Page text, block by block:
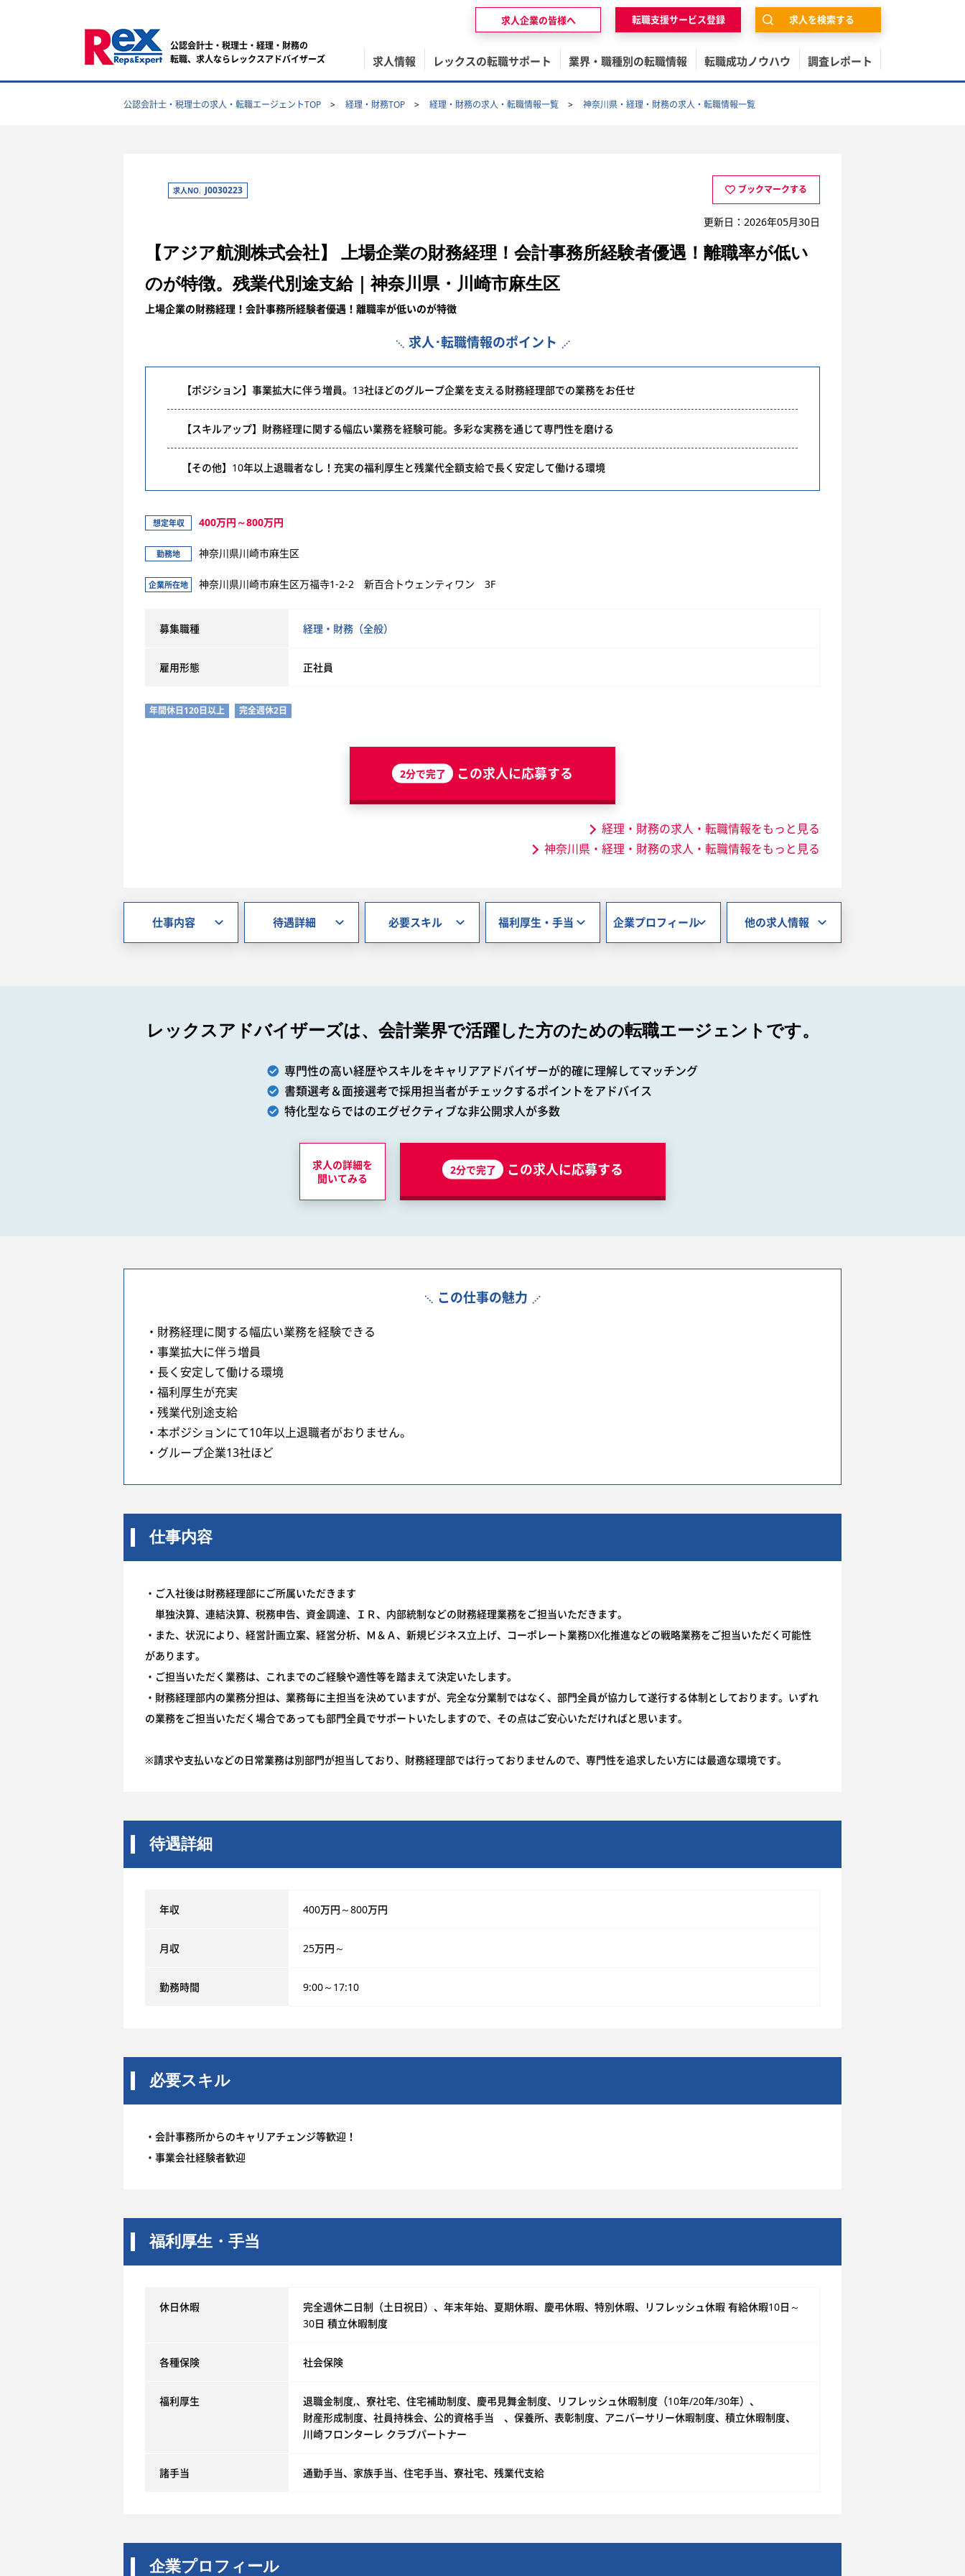
公認会計士・税理士・経理・財務の
転職、求人ならレックスアドバイザーズ
求人情報 レックスの転職サポート 業界・職種別の転職情報 転職成功ノウハウ 調査レポート
求人企業の皆様へ 転職支援サービス登録 求人を検索する
公認会計士・税理士の求人・転職エージェントTOP 経理・財務TOP 経理・財務の求人・転職情報一覧 神奈川県・経理・財務の求人・転職情報一覧
求人NO. J0030223 ブックマークする
更新日：2026年05月30日
【アジア航測株式会社】 上場企業の財務経理！会計事務所経験者優遇！離職率が低い
のが特徴。残業代別途支給｜神奈川県・川崎市麻生区
上場企業の財務経理！会計事務所経験者優遇！離職率が低いのが特徴
求人･転職情報のポイント
【ポジション】事業拡大に伴う増員。13社ほどのグループ企業を支える財務経理部での業務をお任せ
【スキルアップ】財務経理に関する幅広い業務を経験可能。多彩な実務を通じて専門性を磨ける
【その他】10年以上退職者なし！充実の福利厚生と残業代全額支給で長く安定して働ける環境
想定年収 400万円～800万円
勤務地 神奈川県川崎市麻生区
企業所在地 神奈川県川崎市麻生区万福寺1-2-2 新百合トウェンティワン 3F
募集職種 経理・財務（全般）
雇用形態 正社員
年間休日120日以上 完全週休2日
2分で完了 この求人に応募する
経理・財務の求人・転職情報をもっと見る
神奈川県・経理・財務の求人・転職情報をもっと見る
仕事内容 待遇詳細 必要スキル 福利厚生・手当 企業プロフィール 他の求人情報
レックスアドバイザーズは、会計業界で活躍した方のための転職エージェントです。
専門性の高い経歴やスキルをキャリアアドバイザーが的確に理解してマッチング
書類選考＆面接選考で採用担当者がチェックするポイントをアドバイス
特化型ならではのエグゼクティブな非公開求人が多数
求人の詳細を
聞いてみる
2分で完了 この求人に応募する
この仕事の魅力
・財務経理に関する幅広い業務を経験できる
・事業拡大に伴う増員
・長く安定して働ける環境
・福利厚生が充実
・残業代別途支給
・本ポジションにて10年以上退職者がおりません。
・グループ企業13社ほど
仕事内容
・ご入社後は財務経理部にご所属いただきます
単独決算、連結決算、税務申告、資金調達、ＩＲ、内部統制などの財務経理業務をご担当いただきます。
・また、状況により、経営計画立案、経営分析、Ｍ＆Ａ、新規ビジネス立上げ、コーポレート業務DX化推進などの戦略業務をご担当いただく可能性
があります。
・ご担当いただく業務は、これまでのご経験や適性等を踏まえて決定いたします。
・財務経理部内の業務分担は、業務毎に主担当を決めていますが、完全な分業制ではなく、部門全員が協力して遂行する体制としております。いずれ
の業務をご担当いただく場合であっても部門全員でサポートいたしますので、その点はご安心いただければと思います。
※請求や支払いなどの日常業務は別部門が担当しており、財務経理部では行っておりませんので、専門性を追求したい方には最適な環境です。
待遇詳細
年収 400万円～800万円
月収 25万円～
勤務時間 9:00～17:10
必要スキル
・会計事務所からのキャリアチェンジ等歓迎！
・事業会社経験者歓迎
福利厚生・手当
休日休暇
完全週休二日制（土日祝日）、年末年始、夏期休暇、慶弔休暇、特別休暇、リフレッシュ休暇 有給休暇10日～
30日 積立休暇制度
各種保険 社会保険
福利厚生
退職金制度,、寮社宅、住宅補助制度、慶弔見舞金制度、リフレッシュ休暇制度（10年/20年/30年）、
財産形成制度、社員持株会、公的資格手当 、保養所、表彰制度、アニバーサリー休暇制度、積立休暇制度、
川崎フロンターレ クラブパートナー
諸手当 通勤手当、家族手当、住宅手当、寮社宅、残業代支給
企業プロフィール